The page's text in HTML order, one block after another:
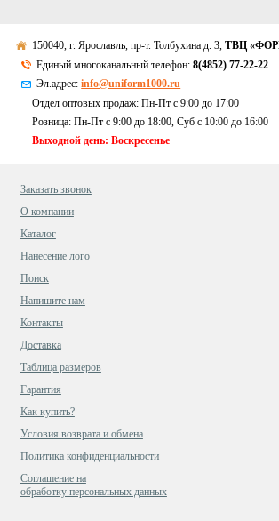
150040, г. Ярославль, пр-т. Толбухина д. 3,ТВЦ
Единый многоканальный телефон:8(4852) 77-22-22
Эл.адрес:info@uniform1000.ru
Отдел оптовых продаж: Пн-Пт с 9:00 до 17:00
Розница: Пн-Пт с 9:00 до 18:00, Суб c 10:00 до 16:00
Выходной день: Воскресенье
Заказать звонок
О компании
Каталог
Нанесение лого
Поиск
Напишите нам
Контакты
Доставка
Таблица размеров
Гарантия
Как купить?
Условия возврата и обмена
Политика конфиденциальности
Cоглашение на
обработку персональных данных